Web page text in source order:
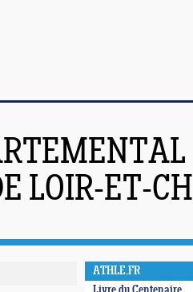
LOIR-ET-
ATHLE.FR